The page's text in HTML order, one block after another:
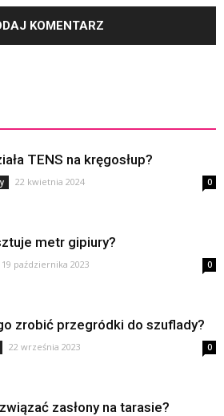
TENS na kręgosłup?
22 kwietnia 2024 0
metr gipiury?
19 października 2023 0
zrobić przegródki do szuflady?
22 września 2023 0
zasłony na tarasie?